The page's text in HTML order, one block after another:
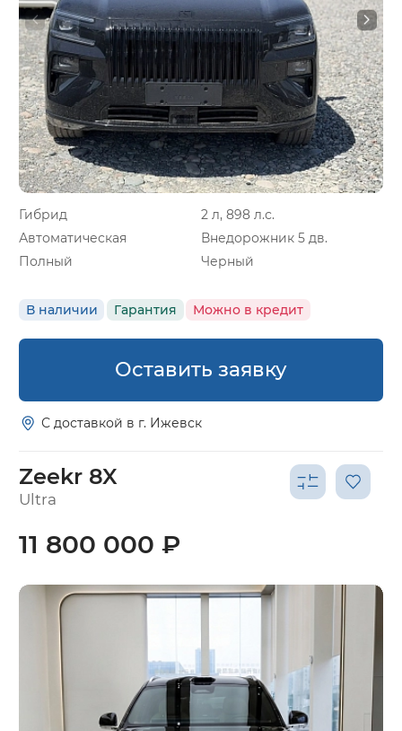
Гибрид
2 л, 898 л.с.
Автоматическая
Внедорожник 5 дв.
Полный
Черный
В наличии Гарантия Можно в кредит
Оставить заявку
С доставкой в г. Ижевск
Zeekr 8X
Ultra
11 800 000 ₽